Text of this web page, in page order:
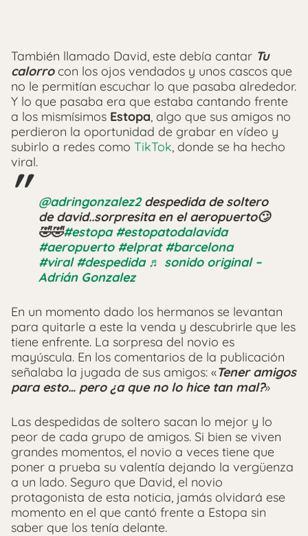
También llamado David, este debía cantar Tu
calorrocon los ojos vendados y unos cascos que
no le permitían escuchar lo que pasaba alrededor.
Y lo que pasaba era que estaba cantando frente
a los mismísimos Estopa, algo que sus amigos no
perdieron la oportunidad de grabar en vídeo y
subirlo a redes como TikTok, donde se ha hecho
viral.
@adringonzalez2despedida de soltero
de david..sorpresita en el aeropuerto🙄
🤣🤣#estopa #estopatodalavida
#aeropuerto #elprat #barcelona
#viral #despedida ♬ sonido original –
Adrián Gonzalez
En un momento dado los hermanos se levantan
para quitarle a este la venda y descubrirle que les
tiene enfrente. La sorpresa del novio es
mayúscula. En los comentarios de la publicación
señalaba la jugada de sus amigos: «Tener amigos
para esto… pero ¿a que no lo hice tan mal?»
Las despedidas de soltero sacan lo mejor y lo
peor de cada grupo de amigos. Si bien se viven
grandes momentos, el novio a veces tiene que
poner a prueba su valentía dejando la vergüenza
a un lado. Seguro que David, el novio
protagonista de esta noticia, jamás olvidará ese
momento en el que cantó frente a Estopa sin
saber que los tenía delante.